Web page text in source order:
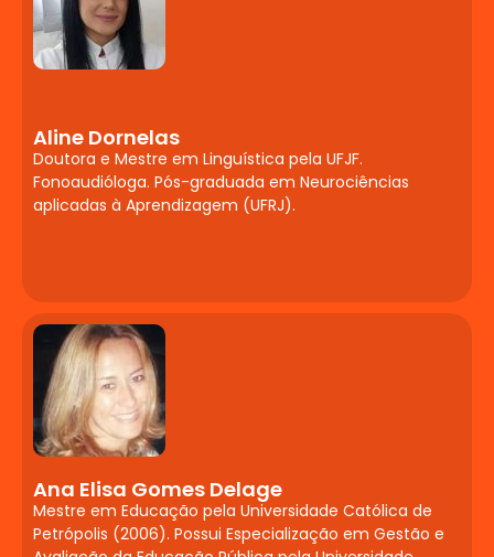
Neuropsicopedagogia
e Desenvolvimento
Teorias contemporâneas da
aprendizagem (seus pressupostos e suas
relações pedagógicas). Relações entre
psicossocial, cognitivo, moral, emocional.
Hereditariedade x ambiente. A psicologia
do desenvolvimento sob diferentes
enfoques teóricos centrados na infância,
adolescência e vida adulta. Perspectivas
teórico-metodológicas do
humanos. O ciclo vital.
Psicomotricidade na
Aline Dornelas
Doutora e Mestre em Linguística pela UFJF.
Fonoaudióloga. Pós-graduada em Neurociências
aplicadas à Aprendizagem (UFRJ).
Ana Elisa Gomes Delage
Mestre em Educação pela Universidade Católica de
Petrópolis (2006). Possui Especialização em Gestão e